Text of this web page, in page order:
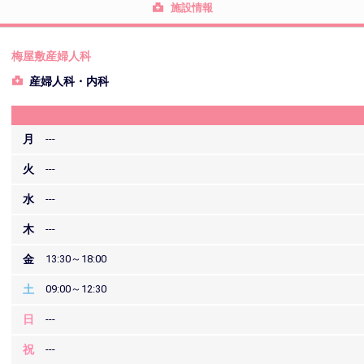
施設情報
梅屋敷産婦人科
産婦人科・内科
月 ---
火 ---
水 ---
木 ---
金 13:30～18:00
土 09:00～12:30
日 ---
祝 ---